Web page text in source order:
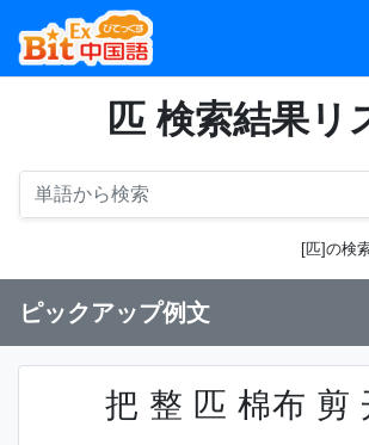
匹 検索結果リ
[匹]の検
ピックアップ例文
把 整 匹 棉布 剪